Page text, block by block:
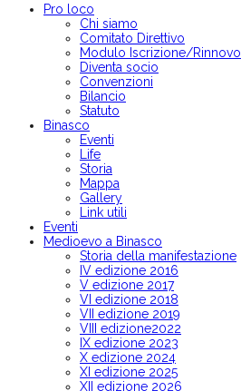
Pro loco
Chi siamo
Comitato Direttivo
Modulo Iscrizione/Rinnovo
Diventa socio
Convenzioni
Bilancio
Statuto
Binasco
Eventi
Life
Storia
Mappa
Gallery
Link utili
Eventi
Medioevo a Binasco
Storia della manifestazione
IV edizione 2016
V edizione 2017
VI edizione 2018
VII edizione 2019
VIII edizione2022
IX edizione 2023
X edizione 2024
XI edizione 2025
XII edizione 2026